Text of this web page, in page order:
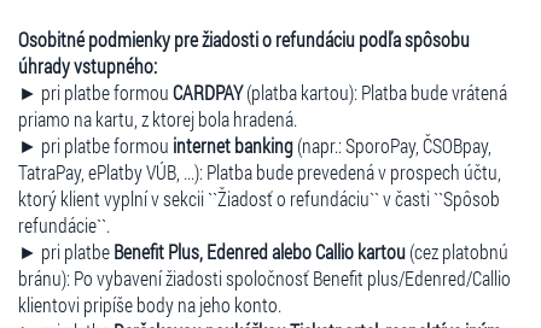
Osobitné podmienky pre žiadosti o refundáciu podľa spôsobu
úhrady vstupného:
► pri platbe formouCARDPAY(platba kartou): Platba bude vrátená
priamo na kartu, z ktorej bola hradená.
► pri platbe formou internet banking(napr.: SporoPay, ČSOBpay,
TatraPay, ePlatby VÚB, ...): Platba bude prevedená v prospech účtu,
ktorý klient vyplní v sekcii ``Žiadosť o refundáciu`` v časti ``Spôsob
refundácie``.
► pri platbeBenefit Plus, Edenred alebo Callio kartou(cez platobnú
bránu): Po vybavení žiadosti spoločnosť Benefit plus/Edenred/Callio
klientovi pripíše body na jeho konto.